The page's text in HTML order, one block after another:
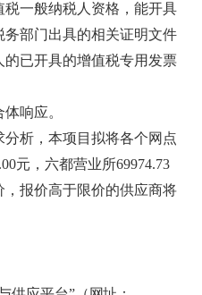
税一般纳税人资格，能开具
部门出具的相关证明文件
已开具的增值税专用发票
响应。
分析，本项目拟将各个网点
元，六都营业所69974.73
报价高于限价的供应商将